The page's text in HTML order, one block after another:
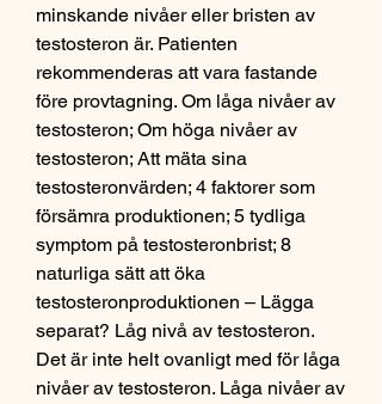
minskande nivåer eller bristen av
testosteron är. Patienten
rekommenderas att vara fastande
före provtagning. Om låga nivåer av
testosteron; Om höga nivåer av
testosteron; Att mäta sina
testosteronvärden; 4 faktorer som
försämra produktionen; 5 tydliga
symptom på testosteronbrist; 8
naturliga sätt att öka
testosteronproduktionen – Lägga
separat? Låg nivå av testosteron.
Det är inte helt ovanligt med för låga
nivåer av testosteron. Låga nivåer av